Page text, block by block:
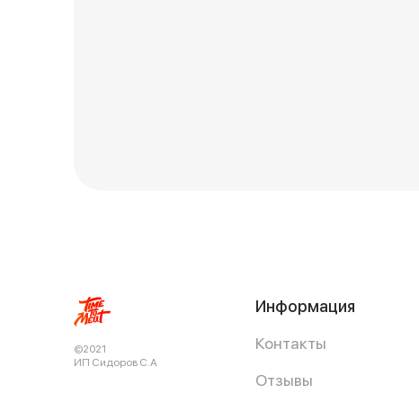
©2021
ИП Сидоров С.А
Информация
Контакты
Отзывы